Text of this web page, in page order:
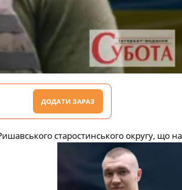
ДОДАТИ ЗАРАЗ
старостинського округу, що на